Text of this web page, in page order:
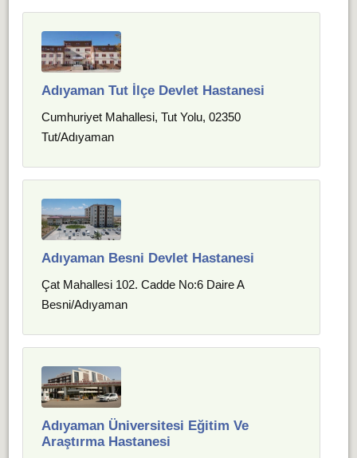
Adıyaman Tut İlçe Devlet Hastanesi
Cumhuriyet Mahallesi, Tut Yolu, 02350
Tut/Adıyaman
Adıyaman Besni Devlet Hastanesi
Çat Mahallesi 102. Cadde No:6 Daire A
Besni/Adıyaman
Adıyaman Üniversitesi Eğitim Ve
Araştırma Hastanesi